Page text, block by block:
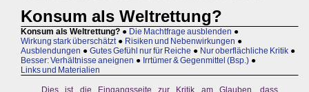
Konsum als Weltrettung?
Konsum als Weltrettung? ● Die Machtfrage ausblenden ●
Wirkung stark überschätzt ● Risiken und Nebenwirkungen ●
Ausblendungen ● Gutes Gefühl nur für Reiche ● Nur oberflächliche Kritik ●
Besser: Verhältnisse aneignen ● Irrtümer & Gegenmittel (Bsp.) ●
Links und Materialien